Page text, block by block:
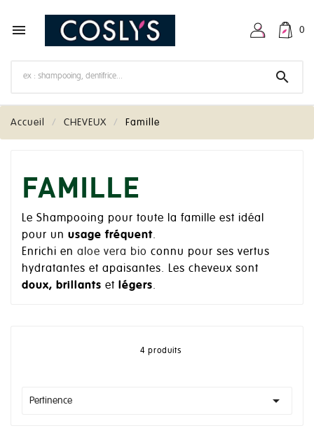
 0

Accueil CHEVEUX Famille
FAMILLE
Le Shampooing pour toute la famille est idéal
pour un usage fréquent.
Enrichi en aloe vera bio connu pour ses vertus
hydratantes et apaisantes. Les cheveux sont
doux, brillants et légers.
4 produits
Pertinence 